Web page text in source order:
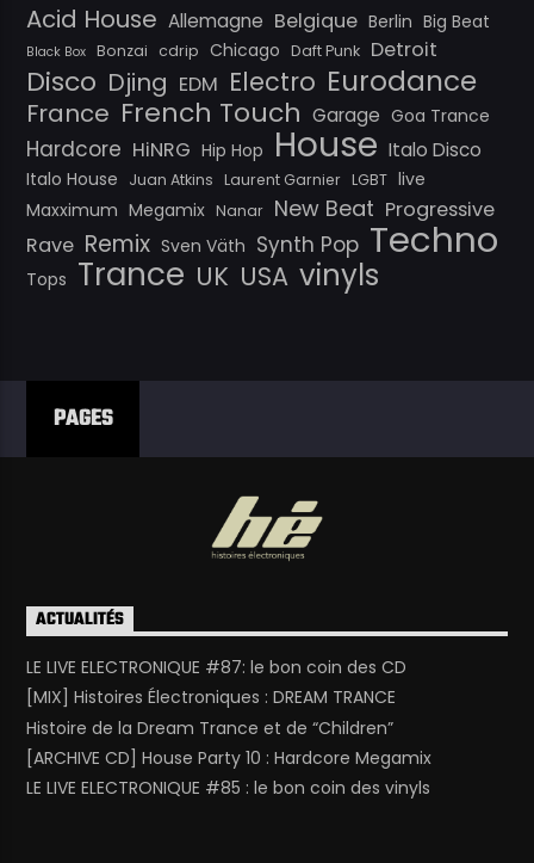
Acid House Allemagne Belgique Berlin Big Beat
Black Box Bonzai cdrip Chicago Daft Punk Detroit
Disco Djing EDM Electro Eurodance
France French Touch Garage Goa Trance
Hardcore HiNRG Hip Hop House Italo Disco
Italo House Juan Atkins Laurent Garnier LGBT live
Maxximum Megamix Nanar New Beat Progressive
Rave Remix Sven Väth Synth Pop Techno
Tops Trance UK USA vinyls
PAGES
ACTUALITÉS
LE LIVE ELECTRONIQUE #87: le bon coin des CD
[MIX] Histoires Électroniques : DREAM TRANCE
Histoire de la Dream Trance et de “Children”
[ARCHIVE CD] House Party 10 : Hardcore Megamix
LE LIVE ELECTRONIQUE #85 : le bon coin des vinyls